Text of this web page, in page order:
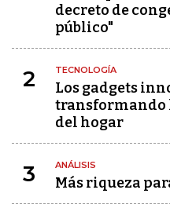
decreto de
público"
2 TECNOLOGÍA
Los gadgets
transformando
del hogar
3 ANÁLISIS
Más riqueza